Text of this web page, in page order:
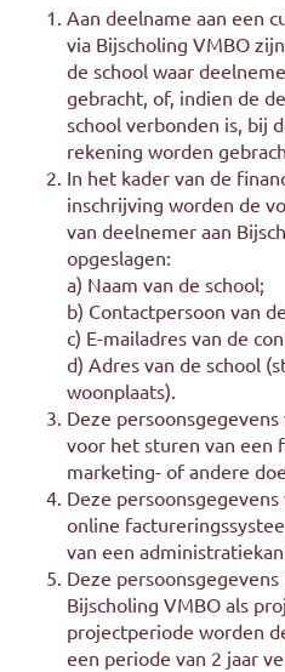
Aan deelname aan een
via Bijscholing VMBO
de school waar
gebracht, of, indien de
school verbonden is, bij
rekening worden
In het kader van de
inschrijving worden de
van deelnemer aan
opgeslagen:
a) Naam van de school;
b) Contactpersoon van
c) E-mailadres van de
d) Adres van de school
woonplaats).
Deze
voor het sturen van een
marketing- of andere
Deze
online
van een
Deze
Bijscholing VMBO als
projectperiode worden
een periode van 2 jaar